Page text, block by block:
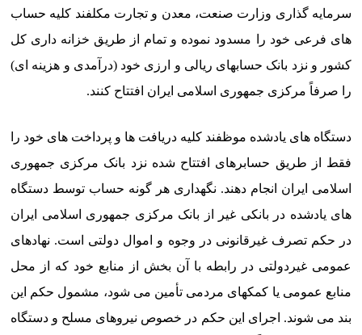
سرمایه گذاری وزارت صنعت، معدن و تجارت مکلفند کلیه حساب
های فرعی خود را مسدود نموده و تمام از طریق خزانه داری کل
کشور و نزد بانک حسابهای ریالی و ارزی خود (درآمدی و هزینه ای)
را صرفاً مرکزی جمهوری اسلامی ایران افتتاح کنند.
دستگاه های یادشده موظفند کلیه دریافت ها و پرداخت های خود را
فقط از طریق حسابرهای افتتاح شده نزد بانک مرکزی جمهوری
اسلامی ایران انجام دهند. نگهداری هر گونه حساب توسط دستگاه
های یادشده در بانکی غیر از بانک مرکزی جمهوری اسلامی ایران
در حکم تصرف غیرقانونی در وجوه و اموال دولتی است. نهادهای
عمومی غیردولتی در رابطه با آن بخش از منابع خود که از محل
منابع عمومی یا کمکهای مردمی تأمین می شود، مشمول حکم این
بند می شوند. اجرای این حکم در خصوص نیروهای مسلح و دستگاه